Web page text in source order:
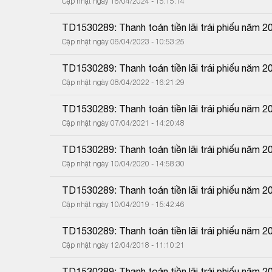
TD1530289: Thanh toán tiền lãi trái phiếu năm
Cập nhật ngày 06/04/2023 - 10:53:25
TD1530289: Thanh toán tiền lãi trái phiếu năm
Cập nhật ngày 08/04/2022 - 16:21:29
TD1530289: Thanh toán tiền lãi trái phiếu năm
Cập nhật ngày 07/04/2021 - 14:20:48
TD1530289: Thanh toán tiền lãi trái phiếu năm
Cập nhật ngày 10/04/2020 - 14:58:30
TD1530289: Thanh toán tiền lãi trái phiếu năm
Cập nhật ngày 10/04/2019 - 15:42:46
TD1530289: Thanh toán tiền lãi trái phiếu năm
Cập nhật ngày 12/04/2018 - 11:10:21